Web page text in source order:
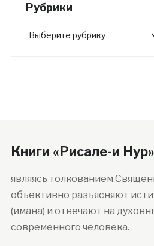
Рубрики
Рубрики
Книги «Рисале-и Нур»
являясь толкованием
объективно разъясняют
(имана) и отвечают на
современного человека.